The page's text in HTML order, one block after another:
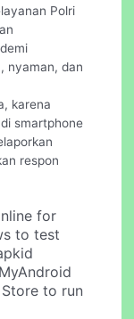
Polri
nyaman, dan
karena
smartphone
respon
for
to test
to run